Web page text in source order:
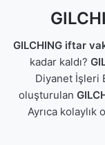
GILCHING iftar
kadar kaldı?
Diyanet İşleri
oluşturulan
Ayrıca kolaylık